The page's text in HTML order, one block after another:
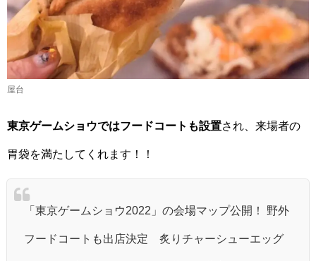
屋台
東京ゲームショウではフードコートも設置され、来場者の
胃袋を満たしてくれます！！
「東京ゲームショウ2022」の会場マップ公開！ 野外
フードコートも出店決定 炙りチャーシューエッグ